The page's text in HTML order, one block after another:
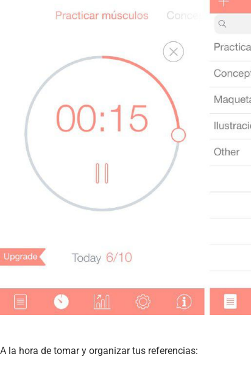
A la hora de tomar y organizar tus referencias: